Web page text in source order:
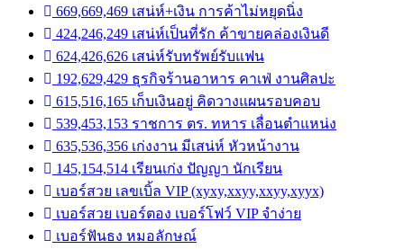
669,669,469 เสน่ห์+เงิน การค้าไม่หยุดนิ่ง
424,246,249 เสน่ห์เป็นที่รัก ค้าขายคล่องเงินดี
624,426,626 เสน่ห์รับทรัพย์รับแฟน
192,629,429 ธุรกิจร้านอาหาร คาเฟ่ งานศิลปะ
615,516,165 เก็บเงินอยู่ คิดวางแผนรอบคอบ
539,453,153 ราชการ ตร. ทหาร เลื่อนตำแหน่ง
635,536,356 เก่งงาน มีเสน่ห์ หัวหน้างาน
145,154,514 เรียนเก่ง ปัญญา นักเรียน
เบอร์สวย เลขเบิ้ล VIP (xyxy,xxyy,xxyy,xyyx)
เบอร์สวย เบอร์ตอง เบอร์โฟว์ VIP จำง่าย
เบอร์ฟันธง หมอลักษณ์